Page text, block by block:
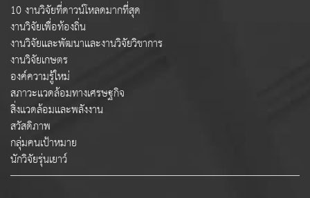
10 งานวิจัยที่ดาวน์โหลดมากที่สุด
งานวิจัยเพื่อท้องถิ่น
งานวิจัยและพัฒนาและงานวิจัยวิชาการ
งานวิจัยเกษตร
องค์ความรู้ใหม่
สภาวะแวดล้อมทางเศรษฐกิจ
สิ่งแวดล้อมและพลังงาน
สวัสดิภาพ
กลุ่มคนเป้าหมาย
นักวิจัยรุ่นเยาว์